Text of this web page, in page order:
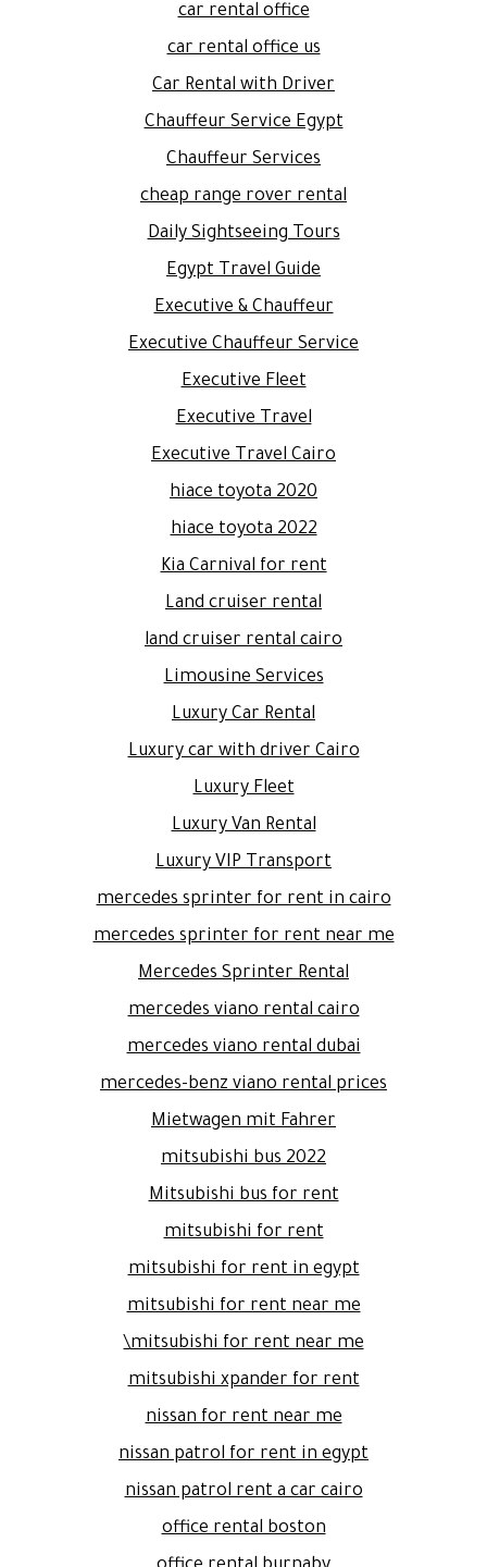
car rental office
car rental office us
Car Rental with Driver
Chauffeur Service Egypt
Chauffeur Services
cheap range rover rental
Daily Sightseeing Tours
Egypt Travel Guide
Executive & Chauffeur
Executive Chauffeur Service
Executive Fleet
Executive Travel
Executive Travel Cairo
hiace toyota 2020
hiace toyota 2022
Kia Carnival for rent
Land cruiser rental
land cruiser rental cairo
Limousine Services
Luxury Car Rental
Luxury car with driver Cairo
Luxury Fleet
Luxury Van Rental
Luxury VIP Transport
mercedes sprinter for rent in cairo
mercedes sprinter for rent near me
Mercedes Sprinter Rental
mercedes viano rental cairo
mercedes viano rental dubai
mercedes-benz viano rental prices
Mietwagen mit Fahrer
mitsubishi bus 2022
Mitsubishi bus for rent
mitsubishi for rent
mitsubishi for rent in egypt
mitsubishi for rent near me
mitsubishi for rent near me\
mitsubishi xpander for rent
nissan for rent near me
nissan patrol for rent in egypt
nissan patrol rent a car cairo
office rental boston